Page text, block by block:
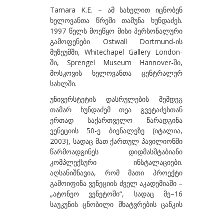
გაბიანი ირინა
გაგოშიძე გიორგი
გაგოშიძე ნანა
გაგოშიძე ნინო
გამსახურდია ნინა
გეგია ალექსი
გველესიანი მაგდა
გვეტაძე თეა
გზირიშვილი ანა
გუგენჰეიმი ბეგი
გულიშვილი ზურაბ
Tamara K.E. – ამ სახელით იცნობენ
ხელოვანთა წრეში თამუნა ხუნდაძეს.
1997 წელს მოეწყო მისი პერსონალური
გამოფენები Ostwall Dortmund-ის
მუზეუმში, Whitechapel Gallery London-
ში, Sprengel Museum Hannover-ში,
მოსკოვის ხელოვანთა ცენტრალურ
სახლში.
უნივერსტეტის დასრულების შემდეგ
თამარ ხუნდაძემ თეა გვეტაძესთან
ერთად საქართველო წარადგინა
ვენეციის 50-ე ბიენალეზე (იტალია,
2003), სადაც მათ ქართულ პავილიონში
წარმოადგინეს დიდმასშტაბიანი
კომპლექსური ინსტალაციები.
აღსანიშნავია, რომ მათი პროექტი
გამოიფინა ვენეციის ძველ აკადემიაში –
„ატონეო ვენეტოში“, სადაც მე–16
საუკუნის ცნობილი მხატვრების ცანკის